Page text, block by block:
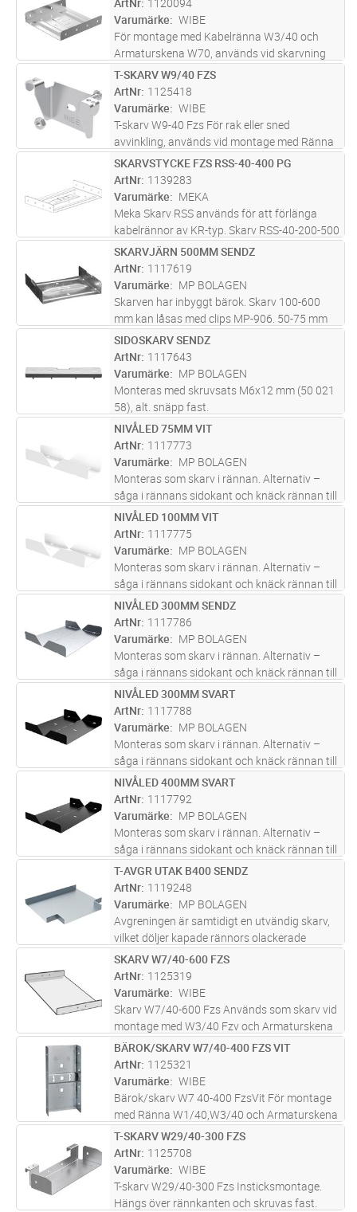
form av T-avgrening kan
ArtNr 1120094
Varumärke
WIBE
För montage med Kabelränna W3/40 och
Armaturskena W70, används vid skarvning
och som bärok varmförzinkad
ST Lägg i kundvagn
T-SKARV W9/40 FZS
ArtNr 1125418
Varumärke
WIBE
T-skarv W9-40 Fzs För rak eller sned
avvinkling, används vid montage med Ränna
W1/40 och W3/40
ST Lägg i kundvagn
SKARVSTYCKE FZS RSS-40-400 PG
ArtNr 1139283
Varumärke
MEKA
Meka Skarv RSS används för att förlänga
kabelrännor av KR-typ. Skarv RSS-40-200-500
kan också användas som del av bärok.
montage av kabelrännor i taket är möjligt med
PS-skenor och PF-fästen, till vä
ST Lägg i kundvagn
SKARVJÄRN 500MM SENDZ
ArtNr 1117619
Varumärke
MP BOLAGEN
Skarven har inbyggt bärok. Skarv 100-600
mm kan låsas med clips MP-906. 50-75 mm
har inbyggda friktionslås. Maxlast för bäroket
i skarven = 150 kg vid jämnt fördelad last.
Brottlast: = 1,7 ggr max...läs mer
ST Lägg i kundvagn
SIDOSKARV SENDZ
ArtNr 1117643
Varumärke
MP BOLAGEN
Monteras med skruvsats M6x12 mm (50 021
58), alt. snäpp fast.
ST Lägg i kundvagn
NIVÅLED 75MM VIT
ArtNr 1117773
Varumärke
MP BOLAGEN
Monteras som skarv i rännan. Alternativ –
såga i rännans sidokant och knäck rännan till
önskad vinkel.
ST Lägg i kundvagn
NIVÅLED 100MM VIT
ArtNr 1117775
Varumärke
MP BOLAGEN
Monteras som skarv i rännan. Alternativ –
såga i rännans sidokant och knäck rännan till
önskad vinkel.
ST Lägg i kundvagn
NIVÅLED 300MM SENDZ
ArtNr 1117786
Varumärke
MP BOLAGEN
Monteras som skarv i rännan. Alternativ –
såga i rännans sidokant och knäck rännan till
önskad vinkel.
ST Lägg i kundvagn
NIVÅLED 300MM SVART
ArtNr 1117788
Varumärke
MP BOLAGEN
Monteras som skarv i rännan. Alternativ –
såga i rännans sidokant och knäck rännan till
önskad vinkel.
ST Lägg i kundvagn
NIVÅLED 400MM SVART
ArtNr 1117792
Varumärke
MP BOLAGEN
Monteras som skarv i rännan. Alternativ –
såga i rännans sidokant och knäck rännan till
önskad vinkel.
ST Lägg i kundvagn
T-AVGR UTAK B400 SENDZ
ArtNr 1119248
Varumärke
MP BOLAGEN
Avgreningen är samtidigt en utvändig skarv,
vilket döljer kapade rännors olackerade
kanter. På specialbeställning kan avgreningen
förses med inbyggt pendelfäste. En enklare
form av T-avgrening kan gö
ST Lägg i kundvagn
SKARV W7/40-600 FZS
ArtNr 1125319
Varumärke
WIBE
Skarv W7/40-600 Fzs Används som skarv vid
montage med W3/40 Fzv och Armaturskena
W70 Fzv
ST Lägg i kundvagn
BÄROK/SKARV W7/40-400 FZS VIT
ArtNr 1125321
Varumärke
WIBE
Bärok/skarv W7 40-400 FzsVit För montage
med Ränna W1/40,W3/40 och Armaturskena
W70, används vid skarvning och som bärok
ST Lägg i kundvagn
T-SKARV W29/40-300 FZS
ArtNr 1125708
Varumärke
WIBE
T-skarv W29/40-300 Fzs Insticksmontage.
Hängs över rännkanten och skruvas fast.